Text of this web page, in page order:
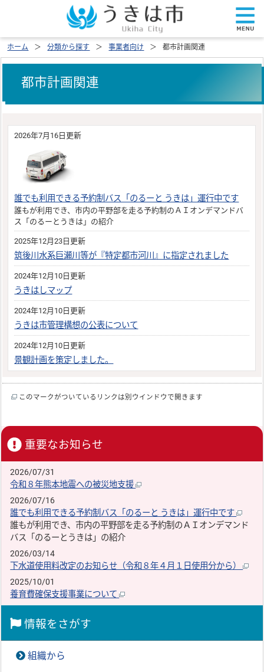
ホーム 分類から探す 事業者向け 都市計画関連
都市計画関連
2026年7月16日更新
誰でも利用できる予約制バス「のるーと うきは」運行中です
誰もが利用でき、市内の平野部を走る予約制のＡＩオンデマンドバ
ス「のるーとうきは」の紹介
2025年12月23日更新
筑後川水系巨瀬川等が『特定都市河川』に指定されました
2024年12月10日更新
うきはしマップ
2024年12月10日更新
うきは市管理構想の公表について
2024年12月10日更新
景観計画を策定しました。
このマークがついているリンクは別ウインドウで開きます
重要なお知らせ
2026/07/31
令和８年熊本地震への被災地支援
2026/07/16
誰でも利用できる予約制バス「のるーと うきは」運行中です
誰もが利用でき、市内の平野部を走る予約制のＡＩオンデマンド
バス「のるーとうきは」の紹介
2026/03/14
下水道使用料改定のお知らせ（令和８年４月１日使用分から）
2025/10/01
養育費確保支援事業について
情報をさがす
組織から